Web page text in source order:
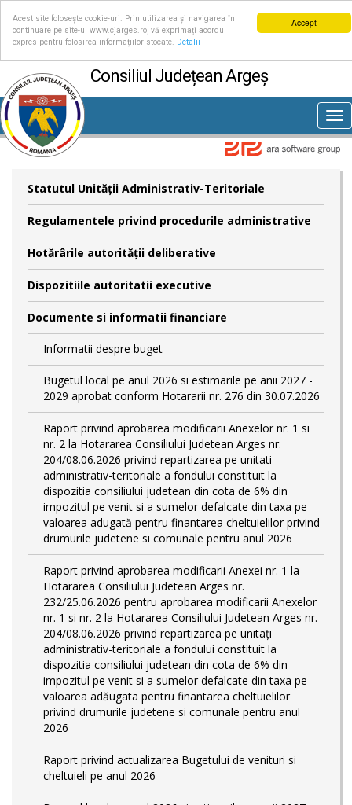
Accept
Acest site folosește cookie-uri. Prin utilizarea și navigarea în
continuare pe site-ul www.cjarges.ro, vă exprimați acordul
expres pentru folosirea informațiilor stocate.
Detalii
Consiliul Județean Argeș
Statutul Unităţii Administrativ-Teritoriale
Regulamentele privind procedurile administrative
Hotărârile autorităţii deliberative
Dispozitiile autoritatii executive
Documente si informatii financiare
Informatii despre buget
Bugetul local pe anul 2026 si estimarile pe anii 2027 -
2029 aprobat conform Hotararii nr. 276 din 30.07.2026
Raport privind aprobarea modificarii Anexelor nr. 1 si
nr. 2 la Hotararea Consiliului Judetean Arges nr.
204/08.06.2026 privind repartizarea pe unitati
administrativ-teritoriale a fondului constituit la
dispozitia consiliului judetean din cota de 6% din
impozitul pe venit si a sumelor defalcate din taxa pe
valoarea adugată pentru finantarea cheltuielilor privind
drumurile judetene si comunale pentru anul 2026
Raport privind aprobarea modificarii Anexei nr. 1 la
Hotararea Consiliului Judetean Arges nr.
232/25.06.2026 pentru aprobarea modificarii Anexelor
nr. 1 si nr. 2 la Hotararea Consiliului Judetean Arges nr.
204/08.06.2026 privind repartizarea pe unitați
administrativ-teritoriale a fondului constituit la
dispozitia consiliului judetean din cota de 6% din
impozitul pe venit si a sumelor defalcate din taxa pe
valoarea adăugata pentru finantarea cheltuielilor
privind drumurile judetene si comunale pentru anul
2026
Raport privind actualizarea Bugetului de venituri si
cheltuieli pe anul 2026